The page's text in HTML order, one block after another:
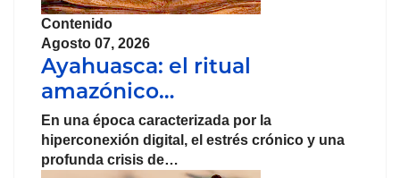
Contenido
Agosto 07, 2026
Ayahuasca: el ritual
amazónico…
En una época caracterizada por la
hiperconexión digital, el estrés crónico y una
profunda crisis de…